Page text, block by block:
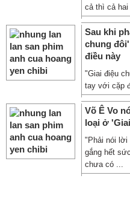
cả thì cả hai
Sau khi
chung
điều này
"Giai điệu
tay với cặp
Võ Ê Vo
loại ở
"Phải nói lời
gắng hết
chưa có ...